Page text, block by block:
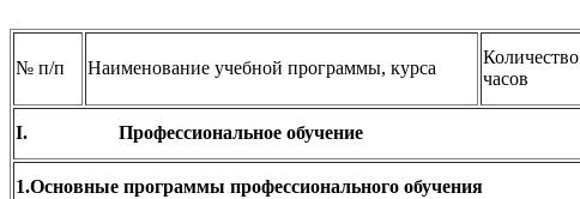
№ п/п Наименование учебной программы, курса
Количество
часов
I. Профессиональное обучение
1.Основные программы профессионального обучения